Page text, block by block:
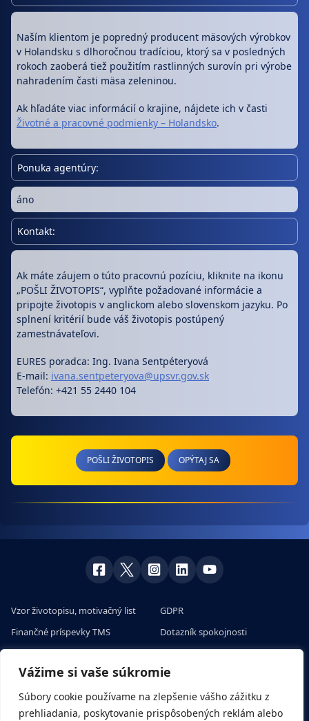
Vážime si vaše súkromie
Súbory cookie používame na zlepšenie vášho zážitku z
prehliadania, poskytovanie prispôsobených reklám alebo
Naším klientom je popredný producent mäsových výrobkov
v Holandsku s dlhoročnou tradíciou, ktorý sa v posledných
rokoch zaoberá tiež použitím rastlinných surovín pri výrobe
nahradením časti mäsa zeleninou.
Ak hľadáte viac informácií o krajine, nájdete ich v časti
Životné a pracovné podmienky – Holandsko.
Ponuka agentúry:
áno
Kontakt:
Ak máte záujem o túto pracovnú pozíciu, kliknite na ikonu
„POŠLI ŽIVOTOPIS“, vyplňte požadované informácie a
pripojte životopis v anglickom alebo slovenskom jazyku. Po
splnení kritérií bude váš životopis postúpený
zamestnávateľovi.
EURES poradca: Ing. Ivana Sentpéteryová
E-mail: ivana.sentpeteryova@upsvr.gov.sk
Telefón: +421 55 2440 104
OPÝTAJ SA
POŠLI ŽIVOTOPIS
Vzor životopisu, motivačný list
Finančné príspevky TMS
Skúsenosti klientov s prácou v
zahraničí
brigádach
GDPR
Dotazník spokojnosti
Veľtrhy práce v Európe
Pracovné ponuky na európskom